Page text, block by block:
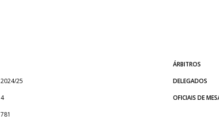
2024/25
4
781
ÁRBITROS
DELEGADOS
OFICIAIS DE